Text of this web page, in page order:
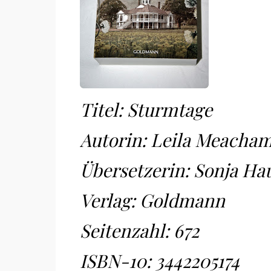
Titel: Sturmtage
Autorin: Leila
Übersetzerin: Sonja
Verlag: Goldmann
Seitenzahl: 672
ISBN-10: 3442205174